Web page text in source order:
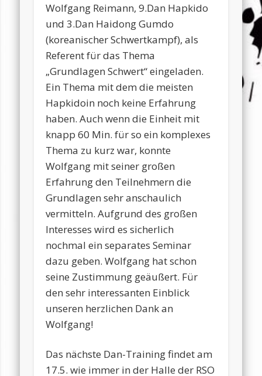
Wolfgang Reimann, 9.Dan Hapkido
und 3.Dan Haidong Gumdo
(koreanischer Schwertkampf), als
Referent für das Thema
„Grundlagen Schwert“ eingeladen.
Ein Thema mit dem die meisten
Hapkidoin noch keine Erfahrung
haben. Auch wenn die Einheit mit
knapp 60 Min. für so ein komplexes
Thema zu kurz war, konnte
Wolfgang mit seiner großen
Erfahrung den Teilnehmern die
Grundlagen sehr anschaulich
vermitteln. Aufgrund des großen
Interesses wird es sicherlich
nochmal ein separates Seminar
dazu geben. Wolfgang hat schon
seine Zustimmung geäußert. Für
den sehr interessanten Einblick
unseren herzlichen Dank an
Wolfgang!
Das nächste Dan-Training findet am
17.5. wie immer in der Halle der RSO